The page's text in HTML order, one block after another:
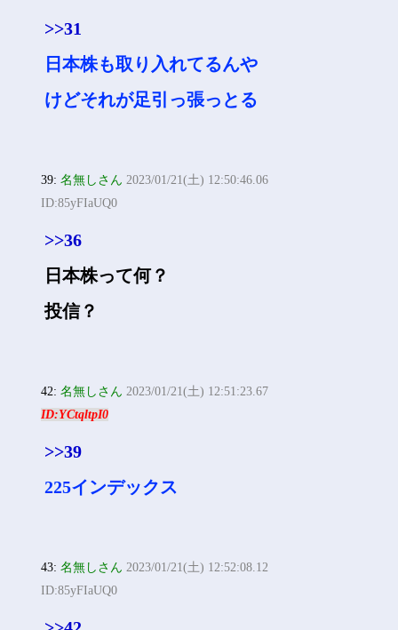
>>31
日本株も取り入れてるんや
けどそれが足引っ張っとる
39:名無しさん 2023/01/21(土) 12:50:46.06
ID:85yFIaUQ0
>>36
日本株って何？
投信？
42:名無しさん 2023/01/21(土) 12:51:23.67
ID:YCtqltpI0
>>39
225インデックス
43:名無しさん 2023/01/21(土) 12:52:08.12
ID:85yFIaUQ0